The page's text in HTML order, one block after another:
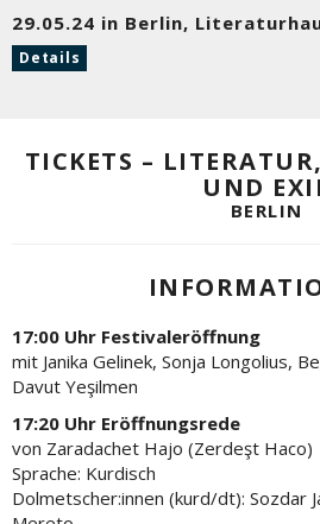
29.05.24 in Berlin,
Details
TICKETS –
UND
BERLIN
17:00 Uhr Festivaleröffnung
mit Janika Gelinek, Sonja Longolius,
Davut Yeşilmen
17:20 Uhr Eröffnungsrede
von Zaradachet Hajo (Zerdeşt Haco)
Sprache: Kurdisch
Dolmetscher:innen (kurd/dt): Sozdar